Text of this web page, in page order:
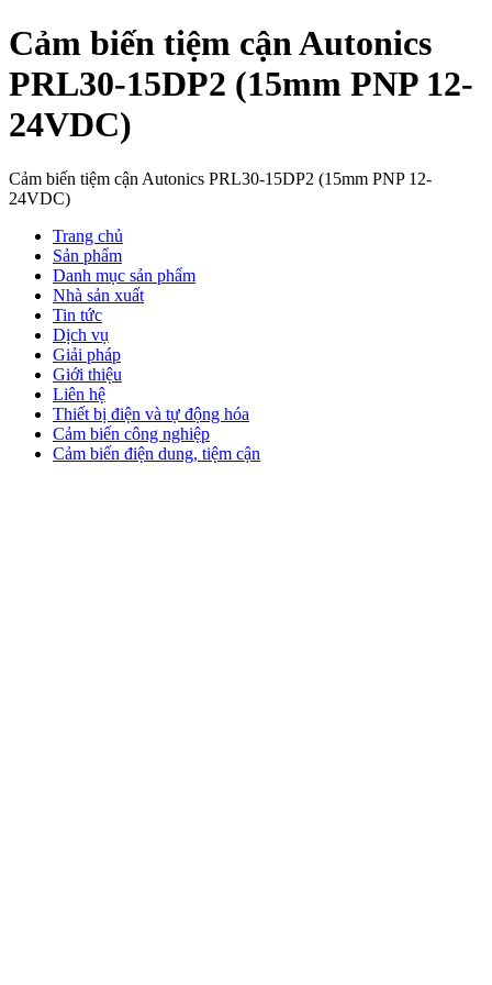
Cảm biến tiệm cận Autonics
PRL30-15DP2 (15mm PNP 12-
24VDC)
Cảm biến tiệm cận Autonics PRL30-15DP2 (15mm PNP 12-
24VDC)
Trang chủ
Sản phẩm
Danh mục sản phẩm
Nhà sản xuất
Tin tức
Dịch vụ
Giải pháp
Giới thiệu
Liên hệ
Thiết bị điện và tự động hóa
Cảm biến công nghiệp
Cảm biến điện dung, tiệm cận